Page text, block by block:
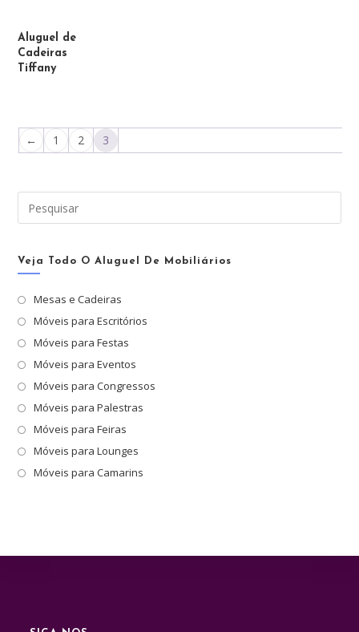
Aluguel de
Cadeiras
Tiffany
← 1 2 3
a
Veja Todo O Aluguel De Mobiliários
Mesas e Cadeiras
Móveis para Escritórios
Móveis para Festas
Móveis para Eventos
Móveis para Congressos
Móveis para Palestras
Móveis para Feiras
Móveis para Lounges
Móveis para Camarins